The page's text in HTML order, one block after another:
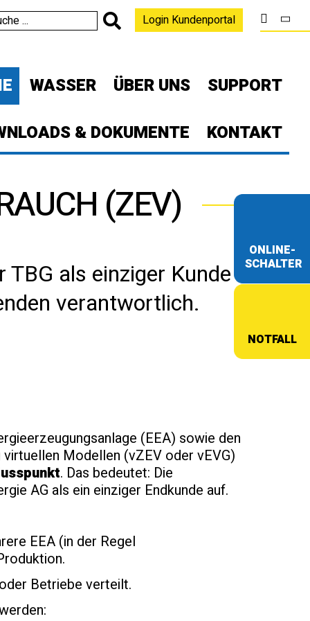
Login Kundenportal
WASSER ÜBER UNS
SUPPORT
& DOKUMENTE
KONTAKT
ONLINE-
SCHALTER
NOTFALL
(ZEV)
als einziger Kunde
verantwortlich.
(EEA) sowie den
Modellen (vZEV oder vEVG)
. Das bedeutet: Die
AG als ein einziger Endkunde auf.
EEA (in der Regel
Betriebe verteilt.